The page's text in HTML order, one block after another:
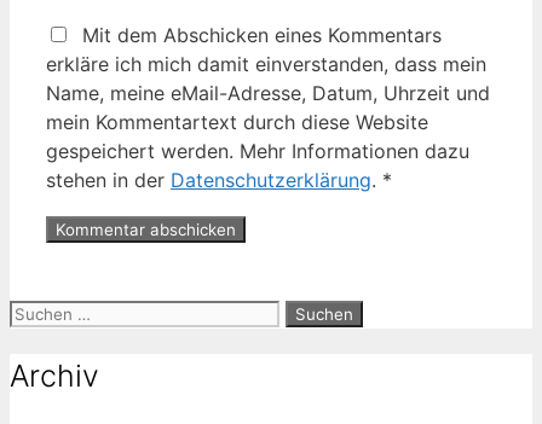
Mit dem Abschicken eines Kommentars
erkläre ich mich damit einverstanden, dass mein
Name, meine eMail-Adresse, Datum, Uhrzeit und
mein Kommentartext durch diese Website
gespeichert werden. Mehr Informationen dazu
stehen in der Datenschutzerklärung. *
Suche
Archiv